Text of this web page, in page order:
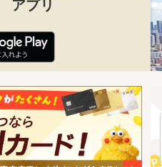
アプリ